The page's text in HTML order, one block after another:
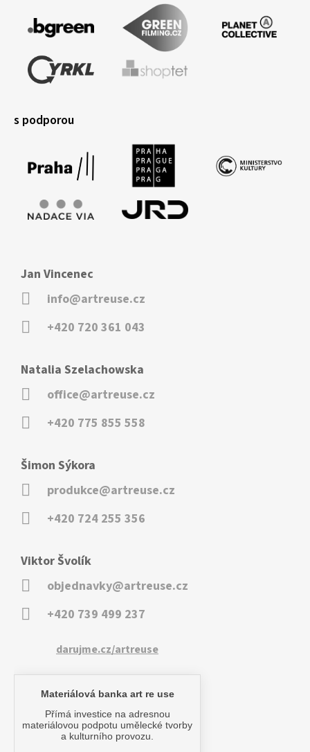
s podporou
Jan Vincenec
info@artreuse.cz
+420 720 361 043
Natalia Szelachowska
office@artreuse.cz
+420 775 855 558
Šimon Sýkora
produkce@artreuse.cz
+420 724 255 356
Viktor Švolík
objednavky@artreuse.cz
+420 739 499 237
darujme.cz/artreuse